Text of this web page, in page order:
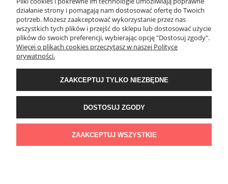
KONTAKT
WYMIANA / ZWROTY / REKLAMACJE
REGULAMINY
Timeforf| ul. SOŁTYKA TADEUSZA 16C /SEGMENT NUMER 6 | 39-
bok@timeforf.pl
działanie strony i pomagają nam dostosować ofertę do Twoich
potrzeb. Możesz zaakceptować wykorzystanie przez nas
wszystkich tych plików i przejść do sklepu lub dostosować użycie
plików do swoich preferencji, wybierając opcję "Dostosuj zgody".
Więcej o plikach cookies przeczytasz w naszej Polityce
prywatności.
ZAAKCEPTUJ TYLKO NIEZBĘDNE
DOSTOSUJ ZGODY
ZAAKCEPTUJ WSZYSTKIE